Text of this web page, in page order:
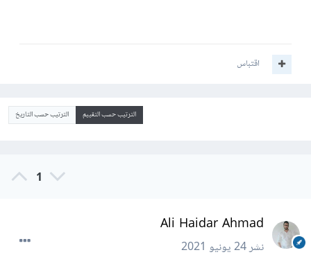
اقتباس
الترتيب حسب التقييم الترتيب حسب التاريخ
1
Ali Haidar Ahmad
نشر24 يونيو 2021